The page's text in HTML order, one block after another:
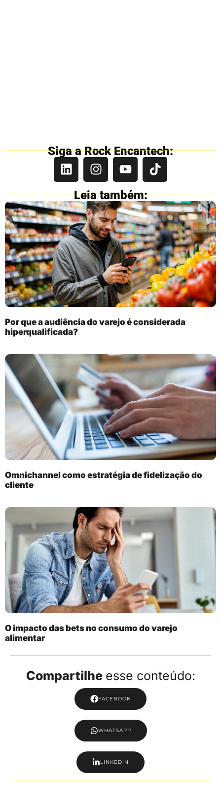
Siga a Rock Encantech:
Leia também:
Por que a audiência do varejo é considerada
hiperqualificada?
Omnichannel como estratégia de fidelização do
cliente
O impacto das bets no consumo do varejo
alimentar
Compartilhe esse conteúdo:
FACEBOOK
WHATSAPP
LINKEDIN